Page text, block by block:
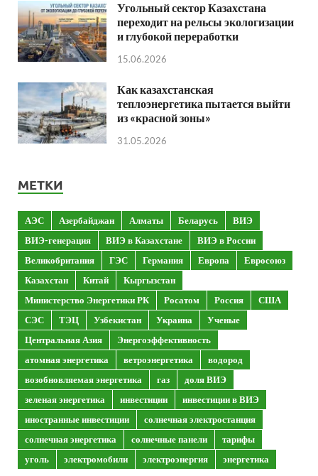
Угольный сектор Казахстана
переходит на рельсы экологизации
и глубокой переработки
15.06.2026
Как казахстанская
теплоэнергетика пытается выйти
из «красной зоны»
31.05.2026
МЕТКИ
АЭС Азербайджан Алматы Беларусь
ВИЭ
ВИЭ-генерация
ВИЭ в Казахстане
ВИЭ в России
Великобритания
ГЭС Германия Европа
Евросоюз
Казахстан
Китай
Кыргызстан
Министерство Энергетики РК
Росатом Россия
США
СЭС
ТЭЦ Узбекистан Украина
Ученые
Центральная Азия
Энергоэффективность
атомная энергетика
ветроэнергетика
водород
возобновляемая энергетика
газ
доля ВИЭ
зеленая энергетика
инвестиции
инвестиции в ВИЭ
иностранные инвестиции
солнечная электростанция
солнечная энергетика
солнечные панели
тарифы
уголь
электромобили электроэнергия энергетика